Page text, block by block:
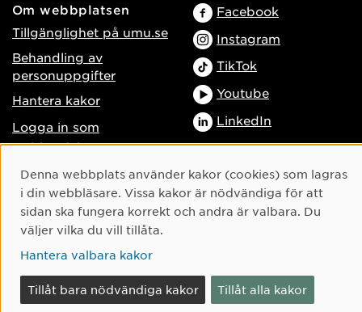
Om webbplatsen
Tillgänglighet på umu.se
Behandling av
personuppgifter
Hantera kakor
Logga in som
webbredaktör
Facebook
Instagram
TikTok
Youtube
LinkedIn
Cookie-samtycke
Denna webbplats använder kakor (cookies) som lagras
i din webbläsare. Vissa kakor är nödvändiga för att
sidan ska fungera korrekt och andra är valbara. Du
väljer vilka du vill tillåta.
Hantera valbara kakor
Tillåt bara nödvändiga kakor Tillåt alla kakor